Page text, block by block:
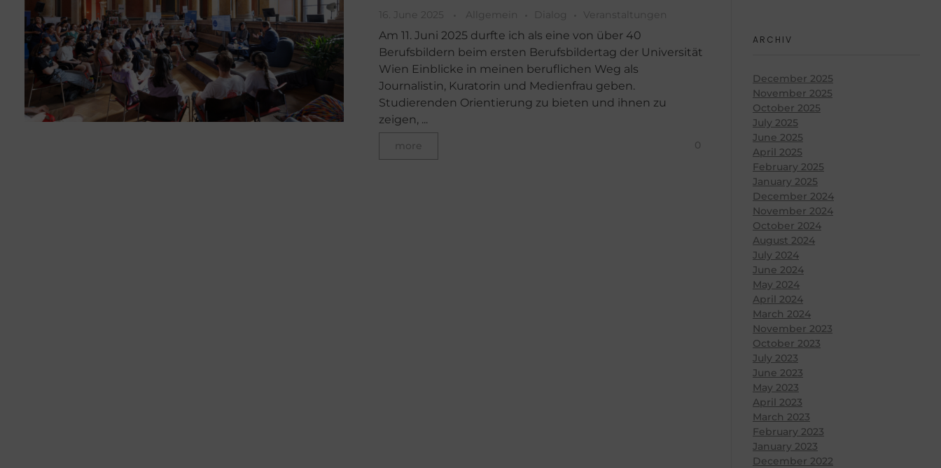
16. June 2025 Allgemein Dialog Veranstaltungen
Am 11. Juni 2025 durfte ich als eine von über 40
Berufsbildern beim ersten Berufsbildertag der Universität
Wien Einblicke in meinen beruflichen Weg als
Journalistin, Kuratorin und Medienfrau geben.
Studierenden Orientierung zu bieten und ihnen zu
zeigen, ...
more 0
ARCHIV
December 2025
November 2025
October 2025
July 2025
June 2025
April 2025
February 2025
January 2025
December 2024
November 2024
October 2024
August 2024
July 2024
June 2024
May 2024
April 2024
March 2024
November 2023
October 2023
July 2023
June 2023
May 2023
April 2023
March 2023
February 2023
January 2023
December 2022